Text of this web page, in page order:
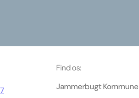
Find os:
Jammerbugt Kommune